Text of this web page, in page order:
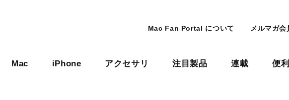
Mac Fan Portal について メルマガ会
Mac iPhone アクセサリ 注目製品 連載 便